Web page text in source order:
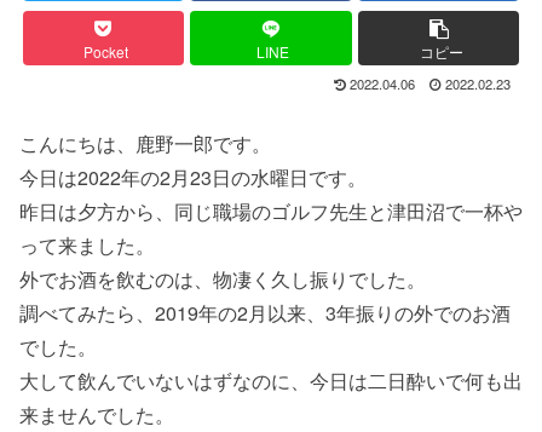
Pocket LINE コピー
2022.04.06 2022.02.23
こんにちは、鹿野一郎です。
今日は2022年の2月23日の水曜日です。
昨日は夕方から、同じ職場のゴルフ先生と津田沼で一杯や
って来ました。
外でお酒を飲むのは、物凄く久し振りでした。
調べてみたら、2019年の2月以来、3年振りの外でのお酒
でした。
大して飲んでいないはずなのに、今日は二日酔いで何も出
来ませんでした。